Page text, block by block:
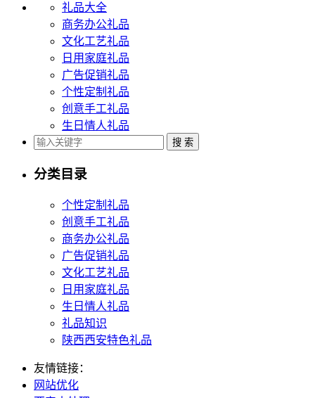
礼品大全
商务办公礼品
文化工艺礼品
日用家庭礼品
广告促销礼品
个性定制礼品
创意手工礼品
生日情人礼品
分类目录
个性定制礼品
创意手工礼品
商务办公礼品
广告促销礼品
文化工艺礼品
日用家庭礼品
生日情人礼品
礼品知识
陕西西安特色礼品
友情链接：
网站优化